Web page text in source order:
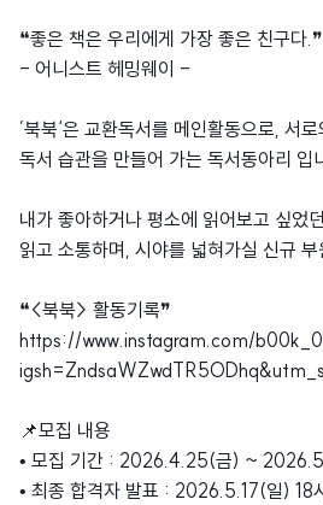
❝좋은 책은 우리에게 가장 좋은 친구다.❞
- 어니스트 헤밍웨이 -
’북북‘은 교환독서를 메인활동으로, 서
독서 습관을 만들어 가는 독서동아리 입
내가 좋아하거나 평소에 읽어보고 싶었
읽고 소통하며, 시야를 넓혀가실 신규
❝<북북> 활동기록❞
https://www.instagram.com/
📌모집 내용
• 모집 기간 : 2026.4.25(금) ~
• 최종 합격자 발표 : 2026.5.17(일) 18